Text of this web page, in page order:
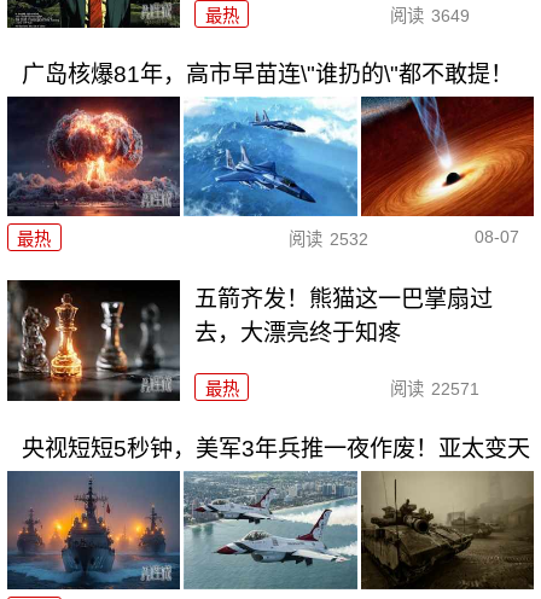
最热 阅读 3649
广岛核爆81年，高市早苗连\"谁扔的\"都不敢提！
最热 阅读 2532 08-07
五箭齐发！熊猫这一巴掌扇过
去，大漂亮终于知疼
最热 阅读 22571
央视短短5秒钟，美军3年兵推一夜作废！亚太变天